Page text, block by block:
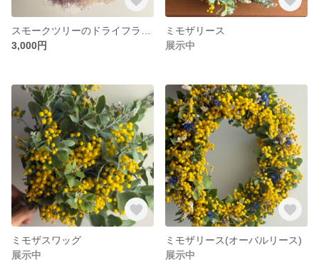
3,000円
ミモザリース
展示中
ミモザスワッグ
展示中
ミモザリース(オーバルリース)
展示中